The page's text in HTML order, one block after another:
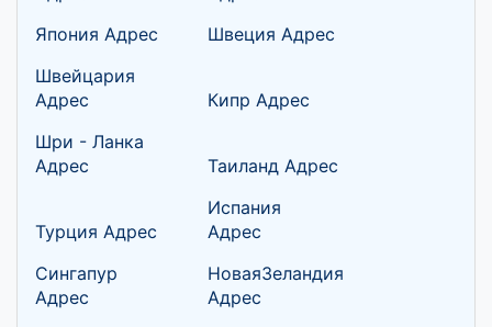
Япония Адрес
Швеция Адрес
Швейцария
Адрес
Кипр Адрес
Шри - Ланка
Адрес
Таиланд Адрес
Турция Адрес
Испания
Адрес
Сингапур
Адрес
НоваяЗеландия
Адрес